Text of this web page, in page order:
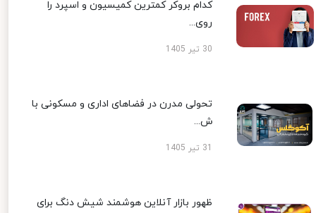
کدام بروکر کمترین کمیسیون و اسپرد را
روی...
30 تیر 1405
تحولی مدرن در فضاهای اداری و مسکونی با
ش...
ظهور بازار آنلاین هوشمند شیش دنگ برای